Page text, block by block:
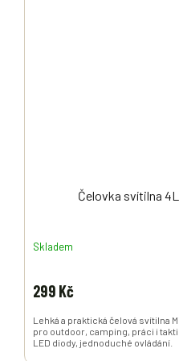
Čelovka svítilna
Skladem
299 Kč
Lehká a praktická čelová svítilna
pro outdoor, camping, práci i
LED diody, jednoduché ovládání.